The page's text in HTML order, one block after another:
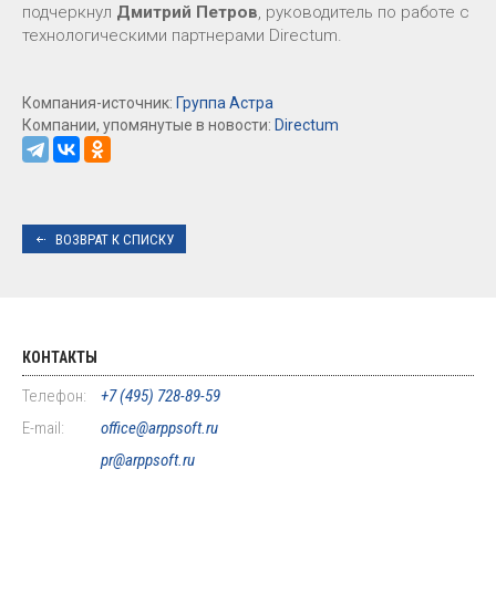
подчеркнул Дмитрий Петров , руководитель по работе с
технологическими партнерами Directum.
Компания-источник: Группа Астра
Компании, упомянутые в новости: Directum
ВОЗВРАТ К СПИСКУ
КОНТАКТЫ
Телефон:
+7 (495) 728-89-59
E-mail:
office@arppsoft.ru
pr@arppsoft.ru